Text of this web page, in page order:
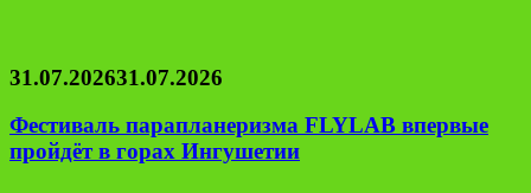
31.07.202631.07.2026
Фестиваль парапланеризма FLYLAB впервые
пройдёт в горах Ингушетии